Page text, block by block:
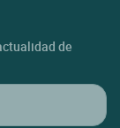
de